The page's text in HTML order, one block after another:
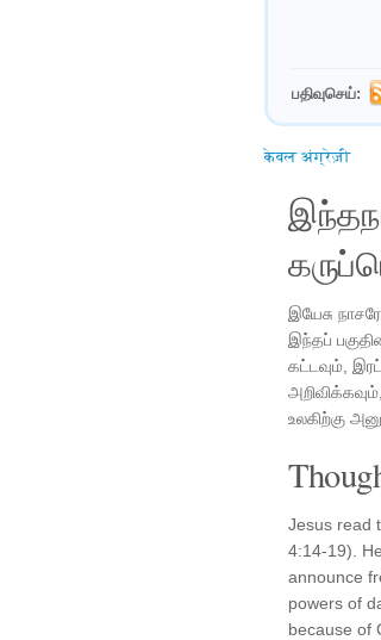
பதிவுசெய்:
केवल अंग्रेज़ी
இயேசு
இந்தப்
கட்டவும்,
உலகிற்கு
Jesus read
4:14-19).
announce
powers of
because of